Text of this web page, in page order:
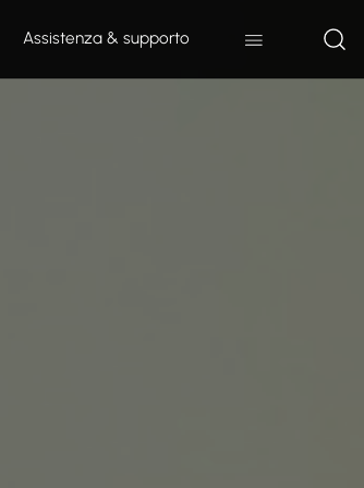
Assistenza & supporto